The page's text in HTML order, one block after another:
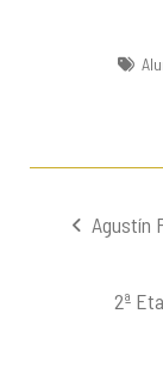
Agustín
2ª